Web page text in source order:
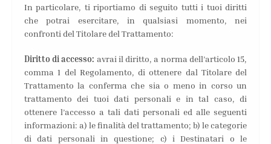
In particolare, ti riportiamo di seguito tutti i tuoi diritti
che potrai esercitare, in qualsiasi momento, nei
confronti del Titolare del Trattamento:
Diritto di accesso: avrai il diritto, a norma dell’articolo 15,
comma 1 del Regolamento, di ottenere dal Titolare del
Trattamento la conferma che sia o meno in corso un
trattamento dei tuoi dati personali e in tal caso, di
ottenere l’accesso a tali dati personali ed alle seguenti
informazioni: a) le finalità del trattamento; b) le categorie
di dati personali in questione; c) i Destinatari o le